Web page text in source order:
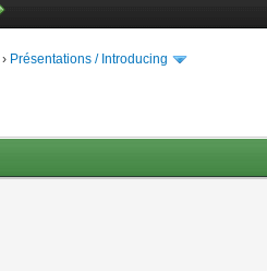
› Présentations / Introducing